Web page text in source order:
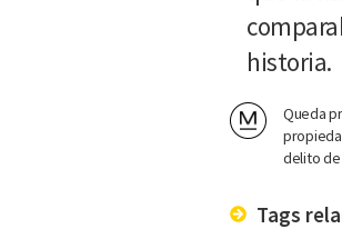
historia.
Queda
delito de
Tags